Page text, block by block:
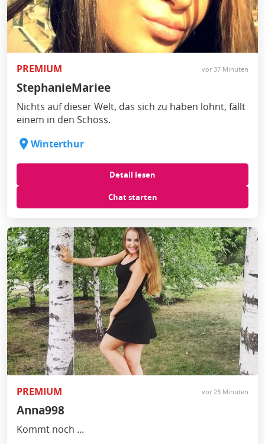
PREMIUM vor 37 Minuten
StephanieMariee
Nichts auf dieser Welt, das sich zu haben lohnt, fällt
einem in den Schoss.
Winterthur
Detail lesen
Chat starten
PREMIUM vor 23 Minuten
Anna998
Kommt noch ...